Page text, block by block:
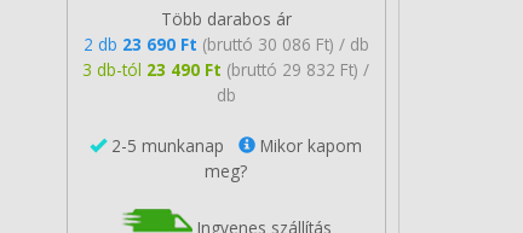
Több darabos ár
2 db 23 690 Ft (bruttó 30 086 Ft) / db
3 db-tól 23 490 Ft (bruttó 29 832 Ft) /
db
2-5 munkanap
Mikor kapom
meg?
Ingyenes szállítás